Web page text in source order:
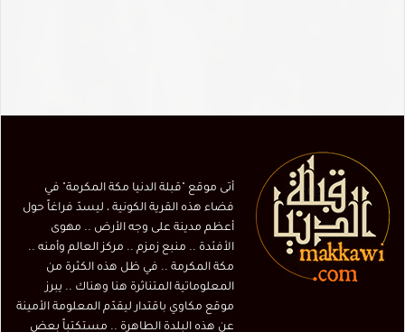
أتى موقع "قبلة الدنيا مكة المكرمة" في
فضاء هذه القرية الكونية ، ليسدّ فراغاً حول
أعظم مدينة على وجه الأرض .. مهوى
الأفئدة .. منبع زمزم .. مركز العالم وأمنه ..
مكة المكرمة .. في ظل هذه الكثرة من
المعلوماتية المتناثرة هنا وهناك .. يبرز
موقع مكاوي باقتدار ليقدّم المعلومة الأمينة
عن هذه البلدة الطاهرة .. مستكتباً بعض